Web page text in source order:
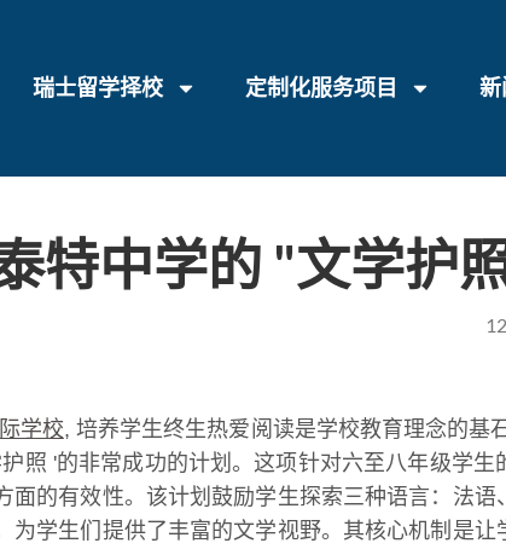
瑞士留学择校 定制化服务项目 新
特中学的 "文学护
学校, 培养学生终生热爱阅读是学校教育理念的基
照 '的非常成功的计划。这项针对六至八年级学
面的有效性。该计划鼓励学生探索三种语言：法
为学生们提供了丰富的文学视野。其核心机制是